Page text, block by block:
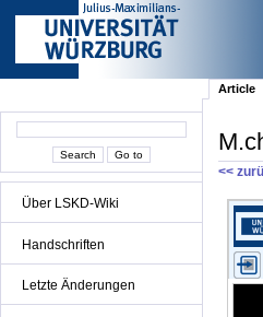
Über LSKD-Wiki
Handschriften
Letzte Änderungen
Article
<<